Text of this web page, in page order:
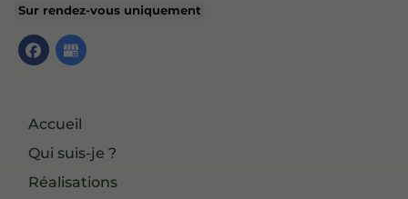
Sur rendez-vous uniquement
Accueil
Qui suis-je ?
Réalisations